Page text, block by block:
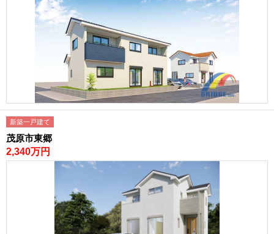
新築一戸建て
茂原市東郷
2,340万円